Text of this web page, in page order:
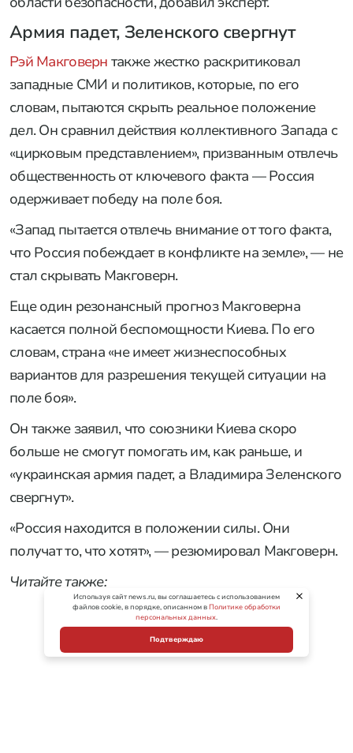
Армия падет, Зеленского свергнут
Рэй Макговерн также жестко раскритиковал
западные СМИ и политиков, которые, по его
словам, пытаются скрыть реальное положение
дел. Он сравнил действия коллективного Запада с
«цирковым представлением», призванным отвлечь
общественность от ключевого факта — Россия
одерживает победу на поле боя.
«Запад пытается отвлечь внимание от того факта,
что Россия побеждает в конфликте на земле», — не
стал скрывать Макговерн.
Еще один резонансный прогноз Макговерна
касается полной беспомощности Киева. По его
словам, страна «не имеет жизнеспособных
вариантов для разрешения текущей ситуации на
поле боя».
Он также заявил, что союзники Киева скоро
больше не смогут помогать им, как раньше, и
«украинская армия падет, а Владимира Зеленского
свергнут».
«Россия находится в положении силы. Они
получат то, что хотят», — резюмировал Макговерн.
Читайте также:
Используя сайт news.ru, вы соглашаетесь с использованием
файлов cookie, в порядке, описанном вПолитике обработки
персональных данных.
Подтверждаю